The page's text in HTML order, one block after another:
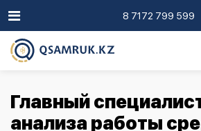
8 7172 799 599
Главный
анализа работы